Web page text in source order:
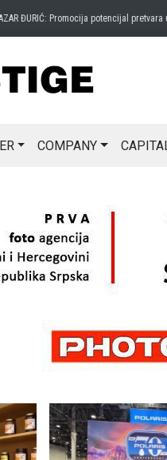
ĐURIĆ: Promocija potencijal pretvara u
COMPANY